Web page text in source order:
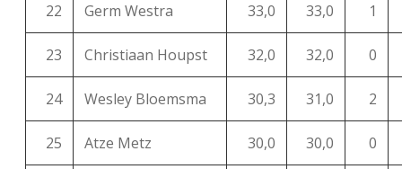
22 Germ Westra 33,0 33,0 1
23 Christiaan Houpst 32,0 32,0 0
24 Wesley Bloemsma 30,3 31,0 2
25 Atze Metz 30,0 30,0 0